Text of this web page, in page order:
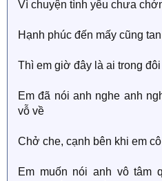
Vì chuyện tình yêu chưa
Hạnh phúc đến mấy cũng
Thì em giờ đây là ai trong đôi
Em đã nói anh nghe anh
vỗ về
Chở che, cạnh bên khi em
Em muốn nói anh vô tâm